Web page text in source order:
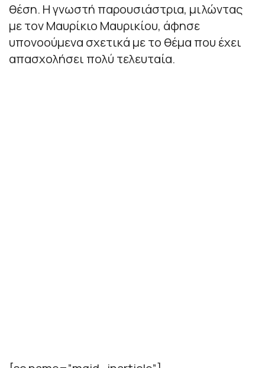
θέση. Η γνωστή παρουσιάστρια, μιλώντας
με τον Μαυρίκιο Μαυρικίου, άφησε
υπονοούμενα σχετικά με το θέμα που έχει
απασχολήσει πολύ τελευταία.